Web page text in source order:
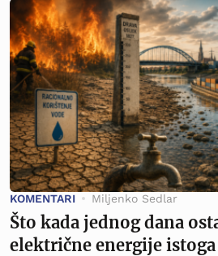
KOMENTARI Miljenko Sedlar
Što kada jednog dana
električne energije istoga